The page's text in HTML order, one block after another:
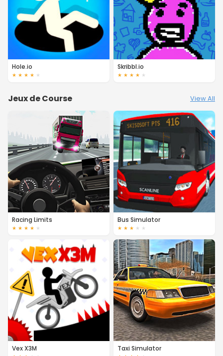
Hole.io
★ ★ ★ ★ ★
Skribbl.io
★ ★ ★ ★ ★
Jeux de Course View All
Racing Limits
★ ★ ★ ★ ★
Bus Simulator
★ ★ ★ ★ ★
Vex X3M Taxi Simulator